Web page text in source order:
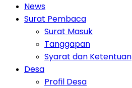
News
Surat Pembaca
Surat Masuk
Tanggapan
Syarat dan Ketentuan
Desa
Profil Desa